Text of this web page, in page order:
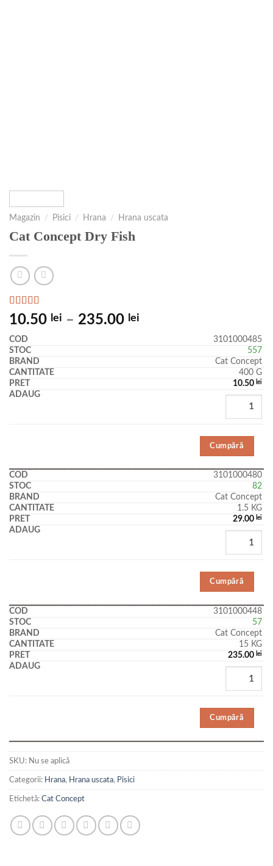
Magazin / Pisici / Hrana / Hrana uscata
Cat Concept Dry Fish
Evaluat la
5.00din 5
pe baza unei
singure
evaluări
10.50 lei – 235.00 lei
3101000485
557
Cat Concept
400 G
10.50 lei
Cumpără
3101000480
82
Cat Concept
1.5 KG
29.00 lei
Cumpără
3101000448
57
Cat Concept
15 KG
235.00 lei
Cumpără
SKU: Nu se aplică
Categorii: Hrana, Hrana uscata, Pisici
Etichetă: Cat Concept